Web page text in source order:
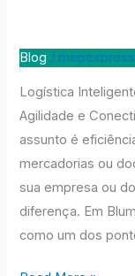
Blog /
Logística
Agilidade e
assunto é
mercadorias ou
sua empresa ou
diferença. Em
como um dos